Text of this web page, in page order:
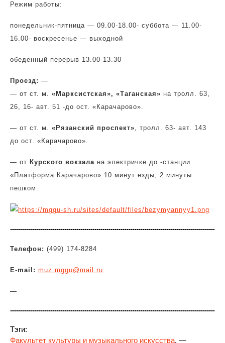
Режим работы:
понедельник-пятница — 09.00-18.00- суббота — 11.00-
16.00- воскресенье — выходной
обеденный перерыв 13.00-13.30
Проезд: —
— от ст. м. «Марксистская», «Таганская» на тролл. 63,
26, 16- авт. 51 -до ост. «Карачарово».
— от ст. м. «Рязанский проспект», тролл. 63- авт. 143
до ост. «Карачарово».
— от Курского вокзала на электричке до -станции
«Платформа Карачарово» 10 минут езды, 2 минуты
пешком.
Телефон: (499) 174-8284
E-mail: muz.mggu@mail.ru
—
Тэги:
Факультет культуры и музыкального искусства, —